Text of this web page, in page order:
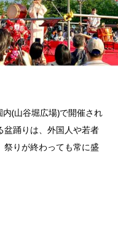
(山谷堀広場)で開催され
盆踊りは、外国人や若者
祭りが終わっても常に盛